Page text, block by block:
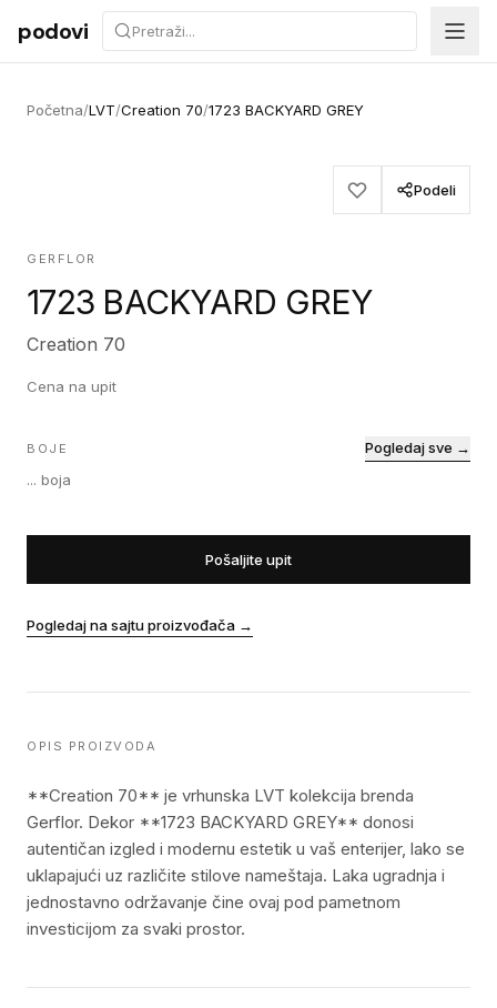
Preskoči na sadržaj
podovi
Početna/LVT/Creation 70/1723 BACKYARD GREY
Podeli
GERFLOR
1723 BACKYARD GREY
Creation 70
Cena na upit
BOJE
... boja
Pogledaj sve →
Pošaljite upit
Pogledaj na sajtu proizvođača →
OPIS PROIZVODA
**Creation 70** je vrhunska LVT kolekcija brenda
Gerflor. Dekor **1723 BACKYARD GREY** donosi
autentičan izgled i modernu estetik u vaš enterijer, lako se
uklapajući uz različite stilove nameštaja. Laka ugradnja i
jednostavno održavanje čine ovaj pod pametnom
investicijom za svaki prostor.